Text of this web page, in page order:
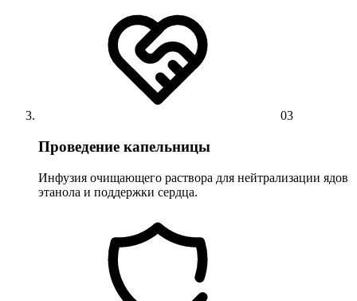
03
Проведение капельницы
Инфузия очищающего раствора для нейтрализации ядов
этанола и поддержки сердца.